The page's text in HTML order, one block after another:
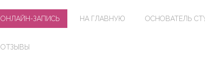
ОНЛАЙН-ЗАПИСЬ НА ГЛАВНУЮ ОСНОВАТЕЛЬ
ОТЗЫВЫ